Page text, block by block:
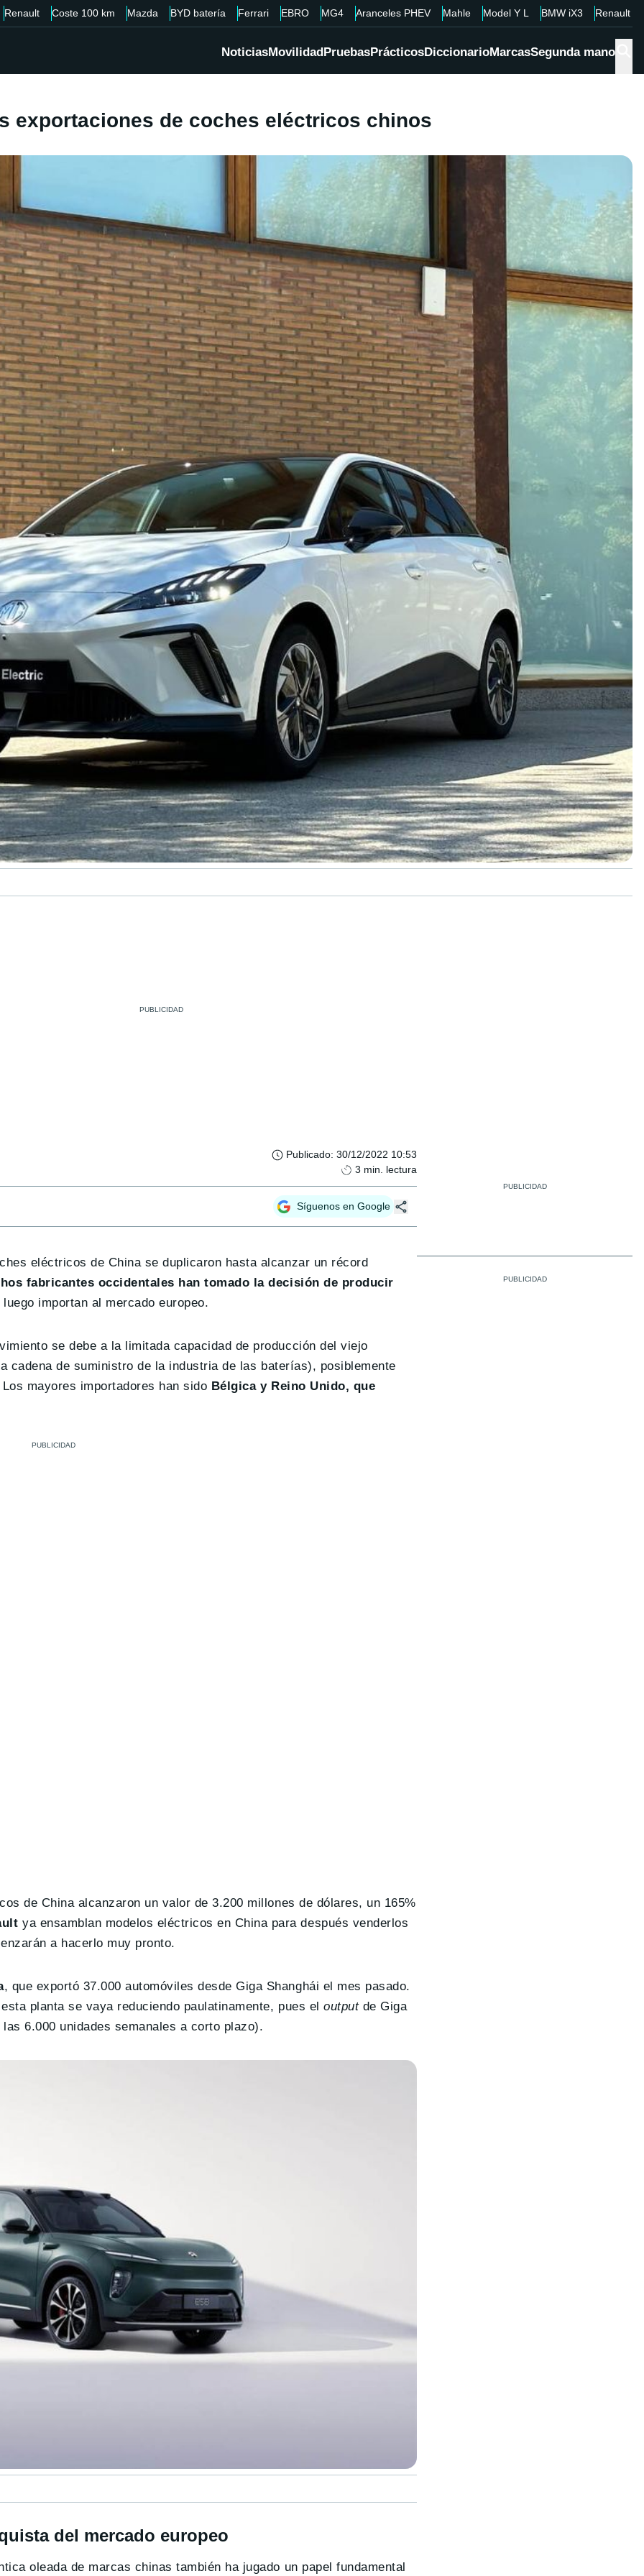
Renault Coste 100 km Mazda BYD batería Ferrari EBRO MG4 Aranceles PHEV Mahle Model Y L BMW iX3 Renault
NoticiasMovilidadPruebasPrácticosDiccionarioMarcasSegunda mano
exportaciones de coches eléctricos chinos
Publicado: 30/12/2022 10:53
3 min. lectura
Síguenos en Google
eléctricos de China se duplicaron hasta alcanzar un récord
fabricantes occidentales han tomado la decisión de producir
importan al mercado europeo.
se debe a la limitada capacidad de producción del viejo
cadena de suministro de la industria de las baterías), posiblemente
mayores importadores han sido Bélgica y Reino Unido, que
de China alcanzaron un valor de 3.200 millones de dólares, un 165%
ya ensamblan modelos eléctricos en China para después venderlos
a hacerlo muy pronto.
, que exportó 37.000 automóviles desde Giga Shanghái el mes pasado.
planta se vaya reduciendo paulatinamente, pues eloutputde Giga
6.000 unidades semanales a corto plazo).
del mercado europeo
oleada de marcas chinas también ha jugado un papel fundamental